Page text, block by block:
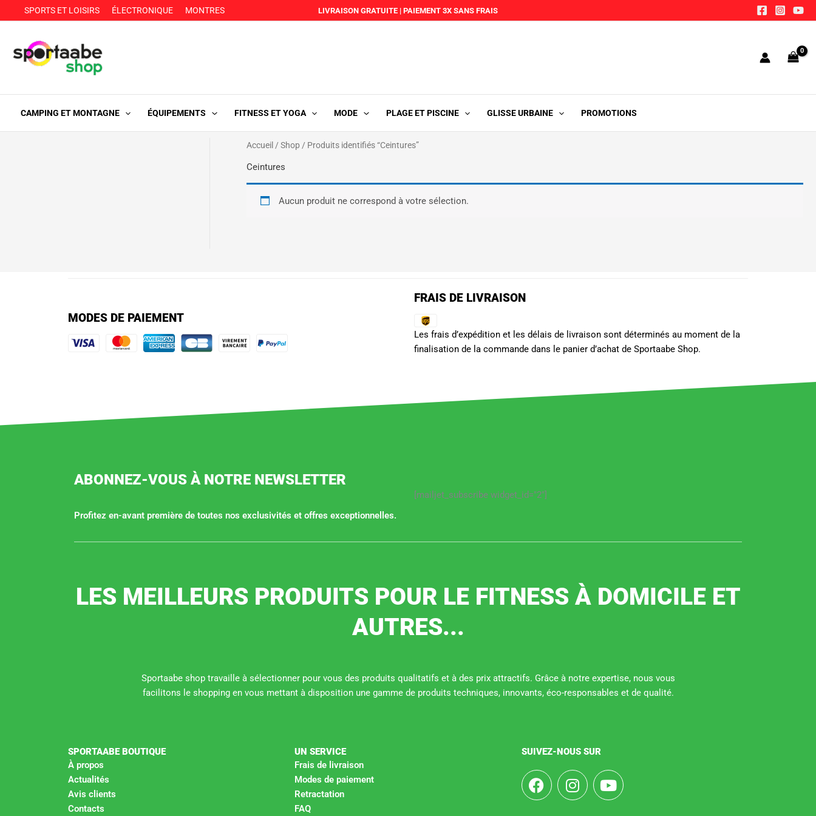
au
SPORTS ET LOISIRS ÉLECTRONIQUE MONTRES LIVRAISON GRATUITE | PAIEMENT 3X SANS FRAIS
CAMPING ET MONTAGNE ÉQUIPEMENTS FITNESS ET YOGA MODE PLAGE ET PISCINE GLISSE URBAINE PROMOTIONS
Accueil / Shop / Produits identifiés “Ceintures”
Ceintures
Aucun produit ne correspond à votre sélection.
MODES DE PAIEMENT
FRAIS DE LIVRAISON
Les frais d’expédition et les délais de livraison sont déterminés au moment de la
finalisation de la commande dans le panier d’achat de Sportaabe Shop.
ABONNEZ-VOUS À NOTRE NEWSLETTER
Profitez en-avant première de toutes nos exclusivités et offres exceptionnelles.
[mailjet_subscribe widget_id="2"]
LES MEILLEURS PRODUITS POUR LE FITNESS À DOMICILE ET
AUTRES...
Sportaabe shop travaille à sélectionner pour vous des produits qualitatifs et à des prix attractifs. Grâce à notre expertise, nous vous
facilitons le shopping en vous mettant à disposition une gamme de produits techniques, innovants, éco-responsables et de qualité.
SPORTAABE BOUTIQUE
À propos
Actualités
Avis clients
Contacts
UN SERVICE
Frais de livraison
Modes de paiement
Retractation
FAQ
SUIVEZ-NOUS SUR
F
a
I
n
Y
o